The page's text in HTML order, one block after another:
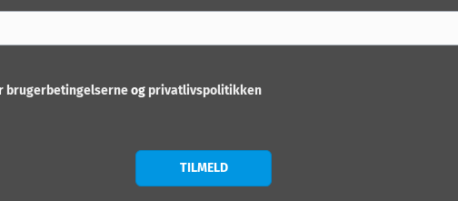
brugerbetingelserneog privatlivspolitikken